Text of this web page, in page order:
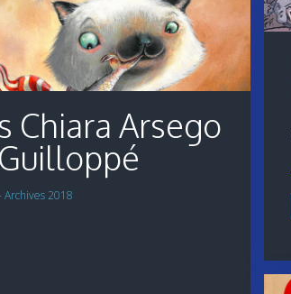
Chiara Arsego
Archives 2018